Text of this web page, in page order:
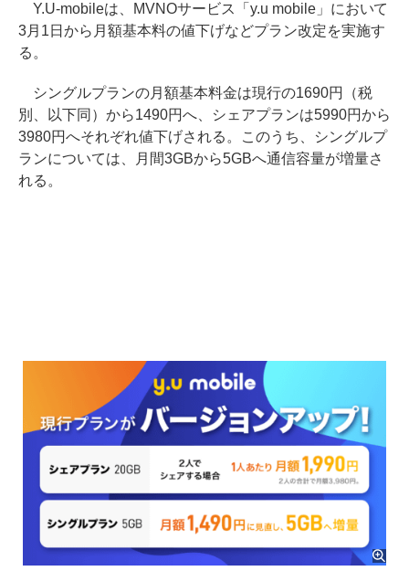
Y.U-mobileは、MVNOサービス「y.u mobile」において
3月1日から月額基本料の値下げなどプラン改定を実施す
る。
シングルプランの月額基本料金は現行の1690円（税
別、以下同）から1490円へ、シェアプランは5990円から
3980円へそれぞれ値下げされる。このうち、シングルプ
ランについては、月間3GBから5GBへ通信容量が増量さ
れる。